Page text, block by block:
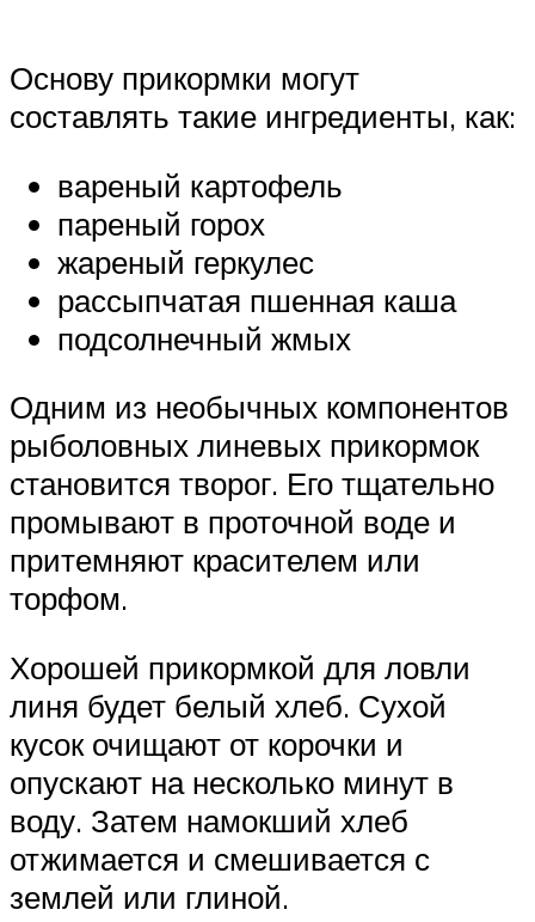
Основу прикормки могут
составлять такие ингредиенты, как:
вареный картофель
пареный горох
жареный геркулес
рассыпчатая пшенная каша
подсолнечный жмых
Одним из необычных компонентов
рыболовных линевых прикормок
становится творог. Его тщательно
промывают в проточной воде и
притемняют красителем или
торфом.
Хорошей прикормкой для ловли
линя будет белый хлеб. Сухой
кусок очищают от корочки и
опускают на несколько минут в
воду. Затем намокший хлеб
отжимается и смешивается с
землей или глиной.